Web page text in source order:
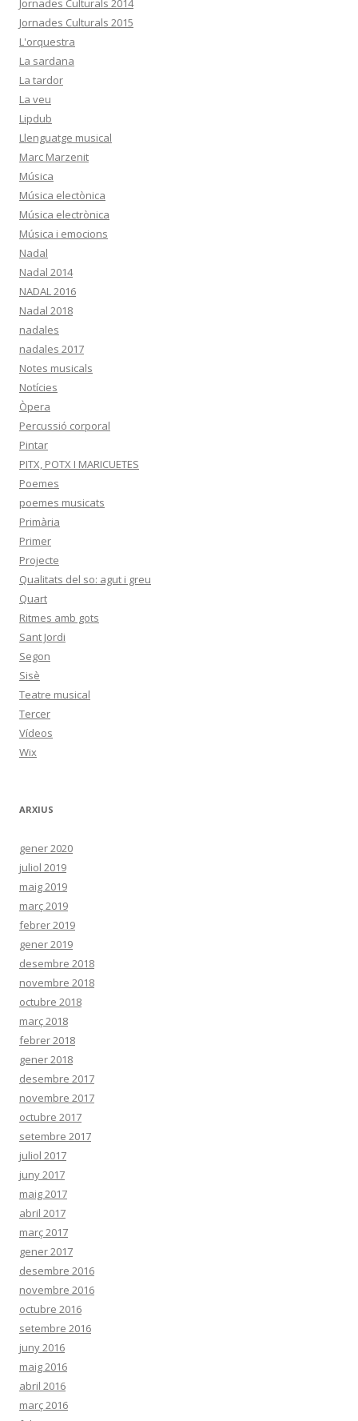
Jornades Culturals 2014
Jornades Culturals 2015
L'orquestra
La sardana
La tardor
La veu
Lipdub
Llenguatge musical
Marc Marzenit
Música
Música electònica
Música electrònica
Música i emocions
Nadal
Nadal 2014
NADAL 2016
Nadal 2018
nadales
nadales 2017
Notes musicals
Notícies
Òpera
Percussió corporal
Pintar
PITX, POTX I MARICUETES
Poemes
poemes musicats
Primària
Primer
Projecte
Qualitats del so: agut i greu
Quart
Ritmes amb gots
Sant Jordi
Segon
Sisè
Teatre musical
Tercer
Vídeos
Wix
ARXIUS
gener 2020
juliol 2019
maig 2019
març 2019
febrer 2019
gener 2019
desembre 2018
novembre 2018
octubre 2018
març 2018
febrer 2018
gener 2018
desembre 2017
novembre 2017
octubre 2017
setembre 2017
juliol 2017
juny 2017
maig 2017
abril 2017
març 2017
gener 2017
desembre 2016
novembre 2016
octubre 2016
setembre 2016
juny 2016
maig 2016
abril 2016
març 2016